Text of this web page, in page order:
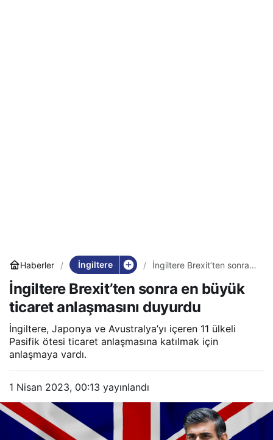
Haberler İngiltere
İngiltere Brexit’ten sonra
anlaşmasını duyurdu
İngiltere Brexit’ten sonra en büyük
ticaret anlaşmasını duyurdu
İngiltere, Japonya ve Avustralya’yı içeren 11 ülkeli
Pasifik ötesi ticaret anlaşmasına katılmak için
anlaşmaya vardı.
1 Nisan 2023, 00:13 yayınlandı